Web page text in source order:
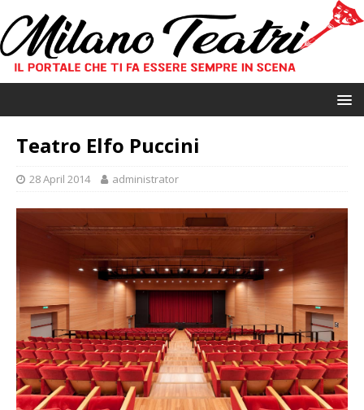
Teatro Elfo Puccini
28 April 2014 administrator